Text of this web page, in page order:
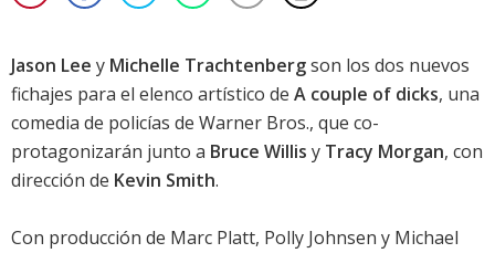
Jason Lee y Michelle Trachtenbergson los dos nuevos
fichajes para el elenco artístico de A couple of dicks, una
comedia de policías de Warner Bros., que co-
protagonizarán junto a Bruce Willis y Tracy Morgan, con
dirección de Kevin Smith.
Con producción de Marc Platt, Polly Johnsen y Michael